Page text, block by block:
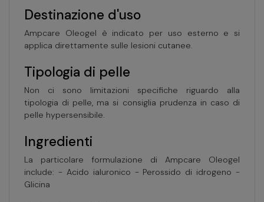
Destinazione d'uso
Ampcare Oleogel è indicato per uso esterno e si
applica direttamente sulle lesioni cutanee.
Tipologia di pelle
Non ci sono limitazioni specifiche riguardo alla
tipologia di pelle, ma si consiglia prudenza in caso di
pelle hypersensibile.
Ingredienti
La particolare formulazione di Ampcare Oleogel
include: - Acido ialuronico - Perossido di idrogeno -
Glicina